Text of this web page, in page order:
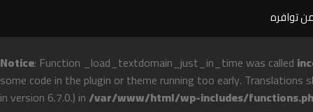
Notice: Function _load_textdomain_just_in_time was called
some code in the plugin or theme running too early. Translations
in version 6.7.0.) in/var/www/html/wp-includes/
توافره